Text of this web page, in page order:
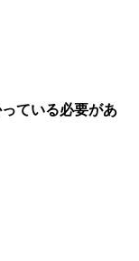
ている必要があ